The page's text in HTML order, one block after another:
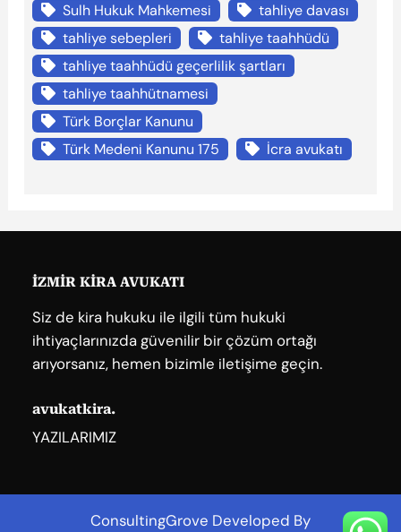
Sulh Hukuk Mahkemesi
tahliye davası
tahliye sebepleri
tahliye taahhüdü
tahliye taahhüdü geçerlilik şartları
tahliye taahhütnamesi
Türk Borçlar Kanunu
Türk Medeni Kanunu 175
İcra avukatı
İZMİR KİRA AVUKATI
Siz de kira hukuku ile ilgili tüm hukuki
ihtiyaçlarınızda güvenilir bir çözüm ortağı
arıyorsanız, hemen bizimle iletişime geçin.
avukatkira.
YAZILARIMIZ
ConsultingGrove Developed By